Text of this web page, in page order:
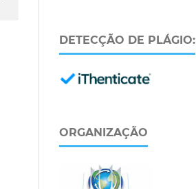
DETECÇÃO DE PLÁGIO:
ORGANIZAÇÃO